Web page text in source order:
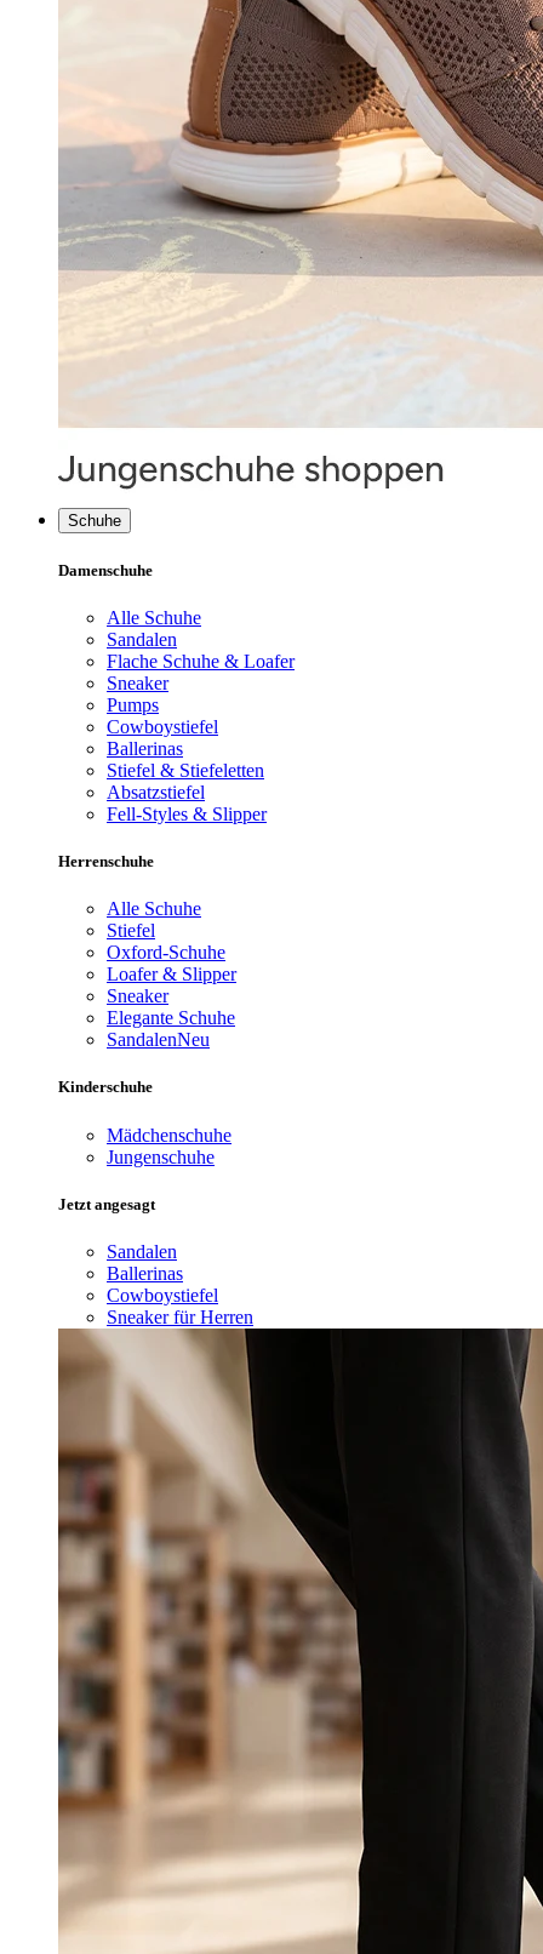
Schuhe
Damenschuhe
Alle Schuhe
Sandalen
Flache Schuhe & Loafer
Sneaker
Pumps
Cowboystiefel
Ballerinas
Stiefel & Stiefeletten
Absatzstiefel
Fell-Styles & Slipper
Herrenschuhe
Alle Schuhe
Stiefel
Oxford-Schuhe
Loafer & Slipper
Sneaker
Elegante Schuhe
SandalenNeu
Kinderschuhe
Mädchenschuhe
Jungenschuhe
Jetzt angesagt
Sandalen
Ballerinas
Cowboystiefel
Sneaker für Herren